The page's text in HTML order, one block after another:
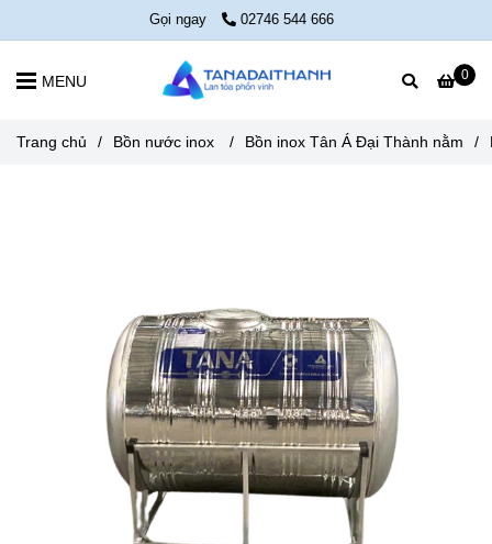
Gọi ngay 02746 544 666
0
MENU
Trang chủ / Bồn nước inox / Bồn inox Tân Á Đại Thành nằm /